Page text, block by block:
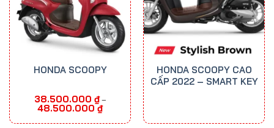
HONDA SCOOPY
38.500.000 ₫ –
48.500.000 ₫Khoảng
giá:
HONDA SCOOPY CAO
CẤP 2022 – SMART KEY